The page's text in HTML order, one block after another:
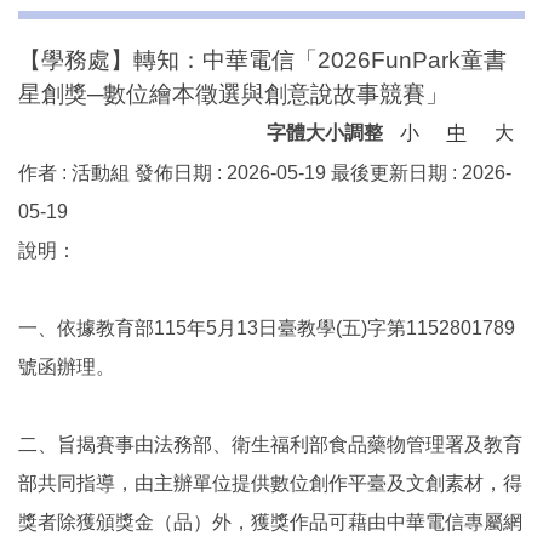
【學務處】轉知：中華電信「2026FunPark童書
星創獎─數位繪本徵選與創意說故事競賽」
字體大小調整 小 中
大
作者 : 活動組 發佈日期 : 2026-05-19 最後更新日期 : 2026-
05-19
說明：
一、依據教育部115年5月13日臺教學(五)字第1152801789
號函辦理。
二、旨揭賽事由法務部、衛生福利部食品藥物管理署及教育
部共同指導，由主辦單位提供數位創作平臺及文創素材，得
獎者除獲頒獎金（品）外，獲獎作品可藉由中華電信專屬網